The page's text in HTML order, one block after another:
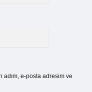
adım, e-posta adresim ve